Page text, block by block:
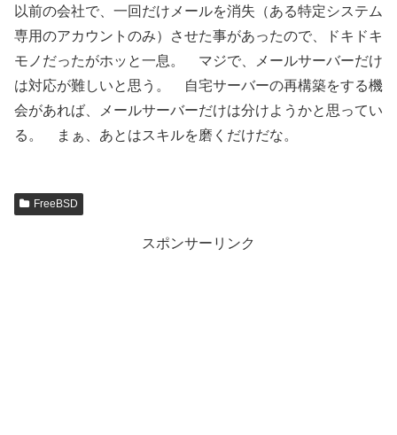
以前の会社で、一回だけメールを消失（ある特定システム
専用のアカウントのみ）させた事があったので、ドキドキ
モノだったがホッと一息。 マジで、メールサーバーだけ
は対応が難しいと思う。 自宅サーバーの再構築をする機
会があれば、メールサーバーだけは分けようかと思ってい
る。 まぁ、あとはスキルを磨くだけだな。
FreeBSD
スポンサーリンク